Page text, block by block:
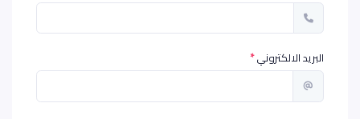
البريد الالكتروني